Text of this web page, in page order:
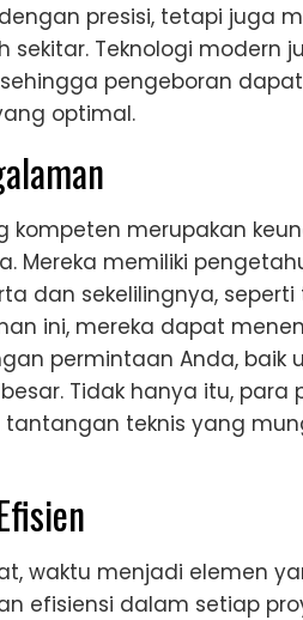
presisi, tetapi juga
Teknologi modern
pengeboran
optimal.
kompeten merupakan
Mereka memiliki
dan sekelilingnya,
ini, mereka dapat
permintaan Anda, baik
Tidak hanya itu,
teknis yang
waktu menjadi elemen
efisiensi dalam setiap